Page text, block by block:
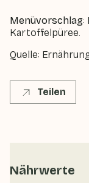
Menüvorschlag:
Kartoffelpüree.
Quelle:
Teilen
Nährwerte